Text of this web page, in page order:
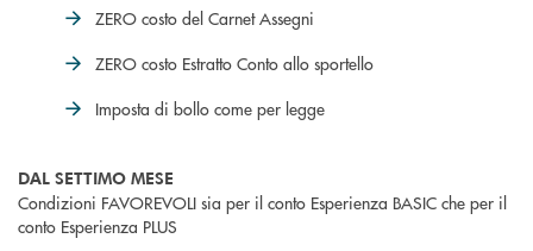
ZERO costo del Carnet Assegni
ZERO costo Estratto Conto allo sportello
Imposta di bollo come per legge
DAL SETTIMO MESE
Condizioni FAVOREVOLI sia per il conto Esperienza BASIC che per il
conto Esperienza PLUS